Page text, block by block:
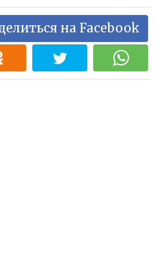
на Facebook